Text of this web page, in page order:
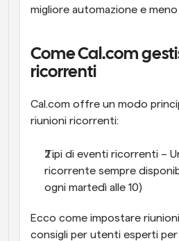
migliore automazione e meno
Come Cal.com
ricorrenti
Cal.com offre un modo
riunioni ricorrenti:
Tipi di eventi ricorrenti –
ricorrente sempre
ogni martedì alle 10)
Ecco come impostare
consigli per utenti esperti